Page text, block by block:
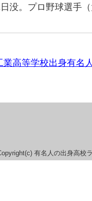
没。プロ野球選手（
高等学校出身有名
有名人の出身高校